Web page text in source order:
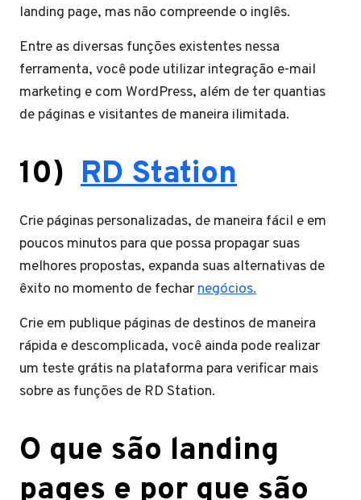
landing page, mas não compreende o inglês.
Entre as diversas funções existentes nessa
ferramenta, você pode utilizar integração e-mail
marketing e com WordPress, além de ter quantias
de páginas e visitantes de maneira ilimitada.
10) RD Station
Crie páginas personalizadas, de maneira fácil e em
poucos minutos para que possa propagar suas
melhores propostas, expanda suas alternativas de
êxito no momento de fecharnegócios.
Crie em publique páginas de destinos de maneira
rápida e descomplicada, você ainda pode realizar
um teste grátis na plataforma para verificar mais
sobre as funções de RD Station.
O que são landing
pages e por que são